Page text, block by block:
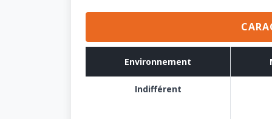
Environnement
Indifférent